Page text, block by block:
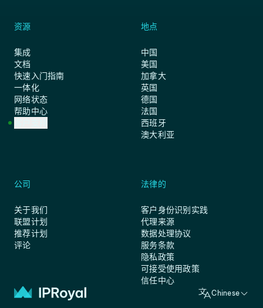
资源
集成
文档
快速入门指南
一体化
网络状态
帮助中心
地点
中国
美国
加拿大
英国
德国
法国
西班牙
澳大利亚
公司
关于我们
联盟计划
推荐计划
评论
法律的
客户身份识别实践
代理来源
数据处理协议
服务条款
隐私政策
可接受使用政策
信任中心
Chinese